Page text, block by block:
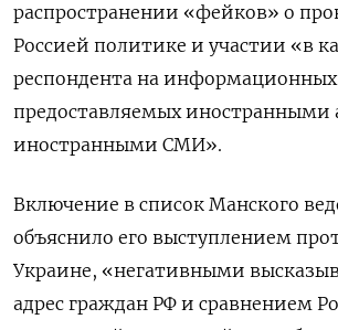
распространении «фейков» о
Россией политике и участии «в
респондента на
предоставляемых иностранными
иностранными СМИ».
Включение в список Манского
объяснило его выступлением
Украине, «негативными
адрес граждан РФ и сравнением